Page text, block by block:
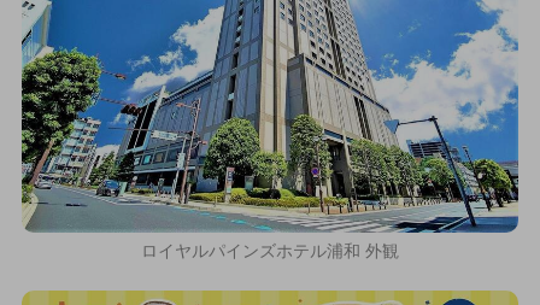
ロイヤルパインズホテル浦和 外観